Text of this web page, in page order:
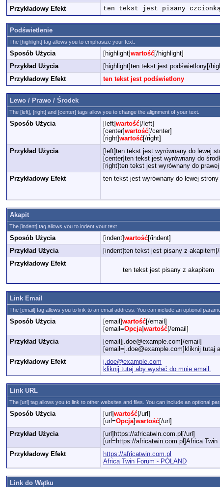
Przykładowy Efekt
ten tekst jest pisany
Podświetlenie
The [highlight] tag allows you to emphasize your text.
Sposób Użycia [highlight]wartość[/highlight]
Przykład Użycia
[highlight]ten tekst jest podświetlony[/
Przykładowy Efekt
ten tekst jest podświetlony
Lewo / Prawo / Środek
The [left], [right] and [center] tags allow you to change the alignment of your text.
Sposób Użycia [left]wartość[/left]
[center]wartość[/center]
[right]wartość[/right]
Przykład Użycia
[left]ten tekst jest wyrównany do lewej
[center]ten tekst jest wyrównany do
[right]ten tekst jest wyrównany do
Przykładowy Efekt
ten tekst jest wyrównany do lewej strony
Akapit
The [indent] tag allows you to indent your text.
Sposób Użycia [indent]wartość[/indent]
Przykład Użycia
[indent]ten tekst jest pisany z
Przykładowy Efekt
ten tekst jest pisany z akapitem
Link Email
The [email] tag allows you to link to an email address. You can include an optional
Sposób Użycia [email]wartość[/email]
[email=Opcja]wartość[/email]
Przykład Użycia
[email]j.doe@example.com[/email]
[email=j.doe@example.com]kliknij tutaj
Przykładowy Efekt
j.doe@example.com
kliknij tutaj aby wysłać do mnie email.
Link URL
The [url] tag allows you to link to other websites and files. You can include an optional
Sposób Użycia [url]wartość[/url]
[url=Opcja]wartość[/url]
Przykład Użycia
[url]https://africatwin.com.pl[/url]
[url=https://africatwin.com.pl]Africa
Przykładowy Efekt
https://africatwin.com.pl
Africa Twin Forum - POLAND
Link do Wątku